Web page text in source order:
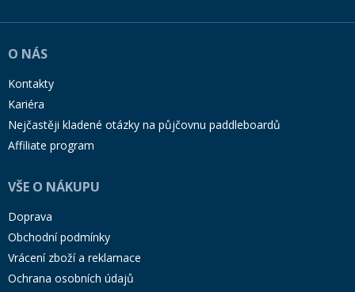
O NÁS
Kontakty
Kariéra
Nejčastěji kladené otázky na půjčovnu paddleboardů
Affiliate program
VŠE O NÁKUPU
Doprava
Obchodní podmínky
Vrácení zboží a reklamace
Ochrana osobních údajů